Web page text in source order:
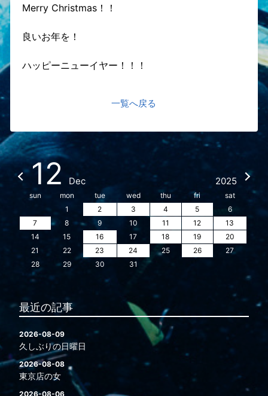
Merry Christmas！！
良いお年を！
ハッピーニューイヤー！！！
一覧へ戻る
12 Dec 2025
sun mon tue wed thu fri
sat
1
2 3 4 5
6
7
8 9 10 11 12
13
14
15 16 17 18 19
20
21
22 23 24 25 26
27
28
29 30 31
最近の記事
2026-08-09
久しぶりの日曜日
2026-08-08
東京店の女
2026-08-06